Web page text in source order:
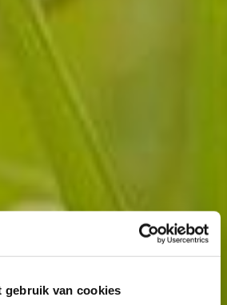
gebruik van cookies